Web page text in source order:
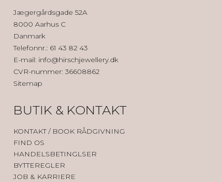
Jægergårdsgade 52A
8000 Aarhus C
Danmark
Telefonnr.: 61 43 82 43
E-mail: info@hirschjewellery.dk
CVR-nummer: 36608862
Sitemap
BUTIK & KONTAKT
KONTAKT / BOOK RÅDGIVNING
FIND OS
HANDELSBETINGLSER
BYTTEREGLER
JOB & KARRIERE